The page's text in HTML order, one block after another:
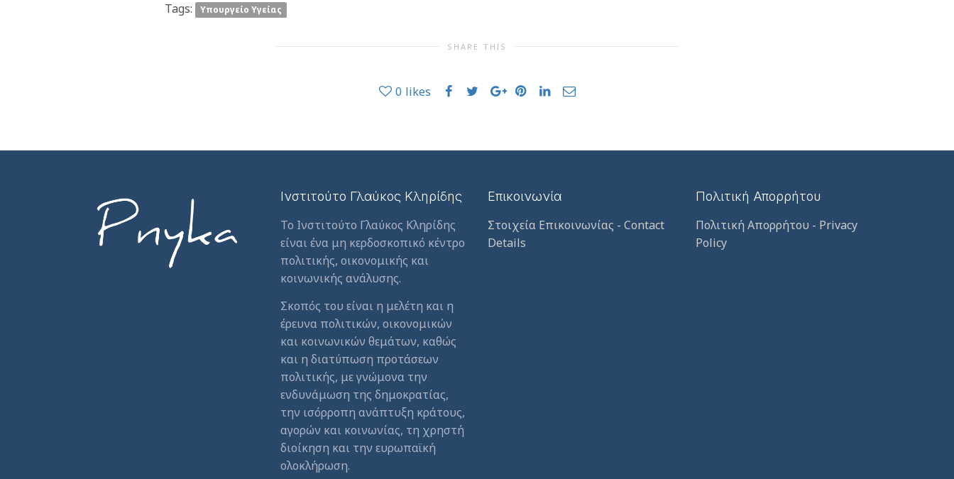
Tags:
Υπουργείο Υγείας
SHARE THIS
0 likes
Ινστιτούτο Γλαύκος Κληρίδης
Το Ινστιτούτο Γλαύκος Κληρίδης
είναι ένα μη κερδοσκοπικό κέντρο
πολιτικής, οικονομικής και
κοινωνικής ανάλυσης.
Σκοπός του είναι η μελέτη και η
έρευνα πολιτικών, οικονομικών
και κοινωνικών θεμάτων, καθώς
και η διατύπωση προτάσεων
πολιτικής, με γνώμονα την
ενδυνάμωση της δημοκρατίας,
την ισόρροπη ανάπτυξη κράτους,
αγορών και κοινωνίας, τη χρηστή
διοίκηση και την ευρωπαϊκή
ολοκλήρωση.
Επικοινωνία
Στοιχεία Επικοινωνίας - Contact
Details
Πολιτική Απορρήτου
Πολιτική Απορρήτου - Privacy
Policy